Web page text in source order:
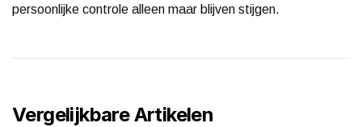
persoonlijke controle alleen maar blijven stijgen.
Vergelijkbare Artikelen